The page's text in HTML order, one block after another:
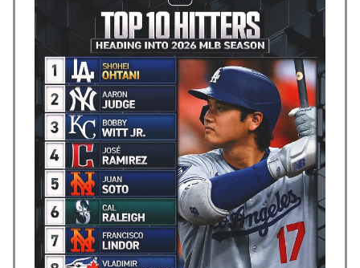
▶
外国人「アジア杯で優勝するんだ」日本代表、W杯ポッ
ト1入りに現実味!?2030大会で出場枠「64」なら追い風
に！アメリカ人もポット1争いに熱視線！【海外の反
応】
▶
【海外の反応】アルゼンチン協会、FIFA会長に確固たる
支持を表明「隠す気もないんだなｗ」
韓国人「日本メディアが大型台風13号が急カーブで韓国
方面に向かって来ると予報！」→「予想外の進路‥」
イチローさん「僕は本を読まない。好きなアニメはドラ
ゴンボール」【海外の反応】
韓国人「熊本地震で見る日本の土木技術の完全勝利をご
覧ください」→「これはすごいわ」「こういうのを見る